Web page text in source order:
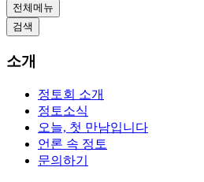
전체메뉴
검색
소개
정토회 소개
정토소식
오늘, 첫 만남입니다
언론 속 정토
문의하기